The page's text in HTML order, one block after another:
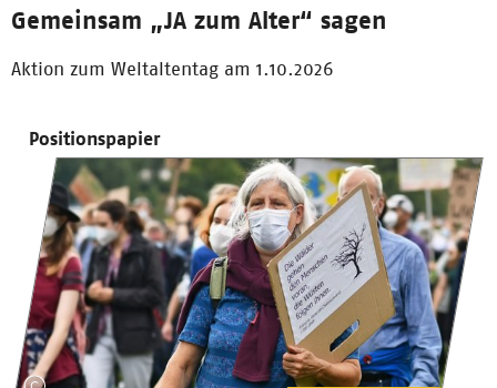
Gemeinsam „JA zum Alter“ sagen
Aktion zum Weltaltentag am 1.10.2026
Positionspapier